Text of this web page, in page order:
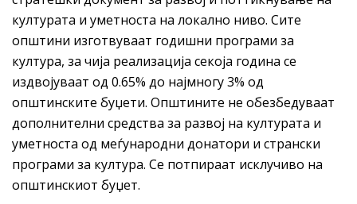
културата и уметноста на локално ниво. Сите
општини изготвуваат годишни програми за
култура, за чија реализација секоја година се
издвојуваат од 0.65% до најмногу 3% од
општинските буџети. Општините не обезбедуваат
дополнителни средства за развој на културата и
уметноста од меѓународни донатори и странски
програми за култура. Се потпираат исклучиво на
општинскиот буџет.